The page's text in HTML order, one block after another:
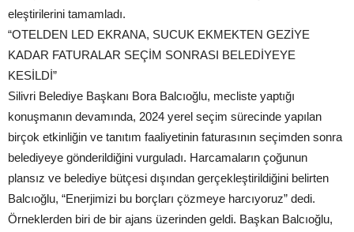
eleştirilerini tamamladı.
“OTELDEN LED EKRANA, SUCUK EKMEKTEN GEZİYE
KADAR FATURALAR SEÇİM SONRASI BELEDİYEYE
KESİLDİ”
Silivri Belediye Başkanı Bora Balcıoğlu, mecliste yaptığı
konuşmanın devamında, 2024 yerel seçim sürecinde yapılan
birçok etkinliğin ve tanıtım faaliyetinin faturasının seçimden sonra
belediyeye gönderildiğini vurguladı. Harcamaların çoğunun
plansız ve belediye bütçesi dışından gerçekleştirildiğini belirten
Balcıoğlu, “Enerjimizi bu borçları çözmeye harcıyoruz” dedi.
Örneklerden biri de bir ajans üzerinden geldi. Başkan Balcıoğlu,